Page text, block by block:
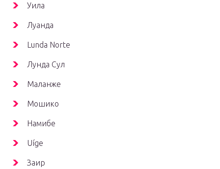
Уила
Луанда
Lunda Norte
Лунда Сул
Маланже
Мошико
Намибе
Uíge
Заир